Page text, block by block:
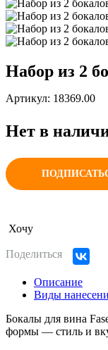
Набор из 2
Артикул: 18369.00
Нет в
Хочу
Поделиться
Описание
Виды
Бокалы для вина
формы — стиль и